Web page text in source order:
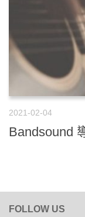
2021-02-04
Bandsound